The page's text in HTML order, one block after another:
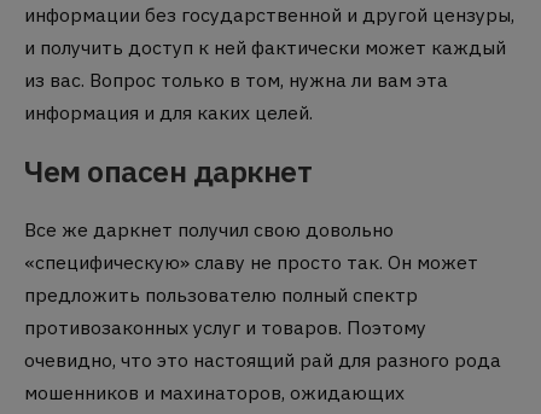
информации без государственной и другой цензуры,
и получить доступ к ней фактически может каждый
из вас. Вопрос только в том, нужна ли вам эта
информация и для каких целей.
Чем опасен даркнет
Все же даркнет получил свою довольно
«специфическую» славу не просто так. Он может
предложить пользователю полный спектр
противозаконных услуг и товаров. Поэтому
очевидно, что это настоящий рай для разного рода
мошенников и махинаторов, ожидающих